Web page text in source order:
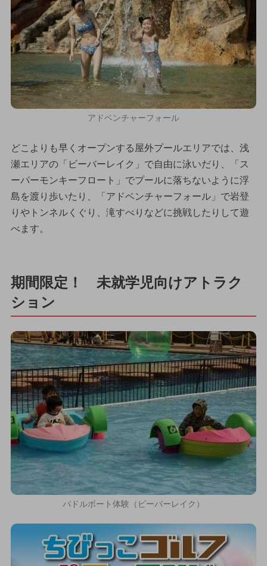
アドベンチャーフォール
どこよりも早くオープンする屋外プールエリアでは、浅
瀬エリアの「ビーバーレイク」で自由に泳いだり、「ス
ーパーモンキーフロート」でプールに落ちないように浮
島を渡り歩いたり、「アドベンチャーフォール」で岩登
りやトンネルくぐり、滝すべりなどに挑戦したりして遊
べます。
期間限定！ 未就学児向けアトラク
ション
パドルボート体験（ビーバーレイク）